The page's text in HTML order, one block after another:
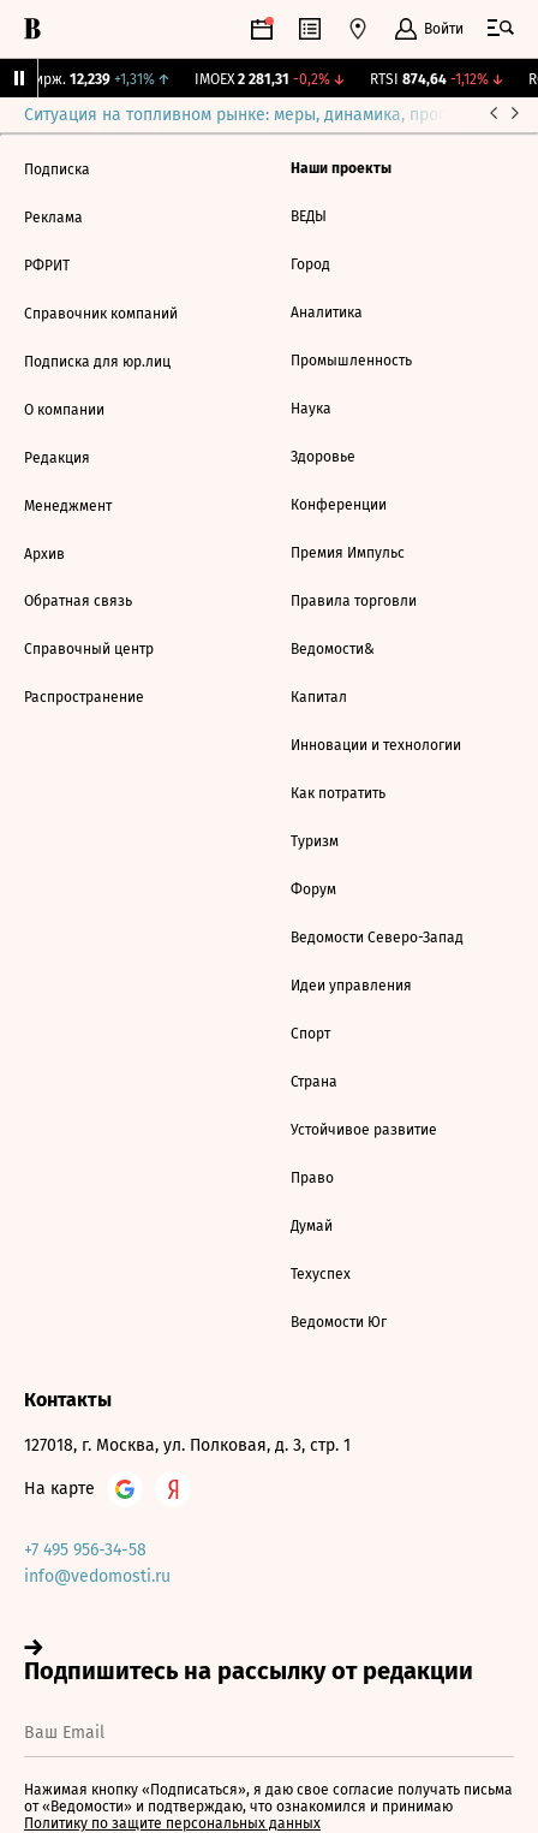
Войти
Бирж. 12,239 +1,31%↑ IMOEX 2 281,31 -0,2%↓ RTSI 874,64 -1,12%↓
Ситуация на топливном рынке: меры, динамика, прогнозы
Подписка
Реклама
РФРИТ
Справочник компаний
Подписка для юр.лиц
О компании
Редакция
Менеджмент
Архив
Обратная связь
Справочный центр
Распространение
Наши проекты
ВЕДЫ
Город
Аналитика
Промышленность
Наука
Здоровье
Конференции
Премия Импульс
Правила торговли
Ведомости&
Капитал
Инновации и технологии
Как потратить
Туризм
Форум
Ведомости Северо-Запад
Идеи управления
Спорт
Страна
Устойчивое развитие
Право
Думай
Техуспех
Ведомости Юг
Контакты
127018, г. Москва, ул. Полковая, д. 3, стр. 1
На карте
+7 495 956-34-58
info@vedomosti.ru
Нажимая кнопку «Подписаться», я даю свое согласие получать письма
от «Ведомости» и подтверждаю, что ознакомился и принимаю
Политику по защите персональных данных